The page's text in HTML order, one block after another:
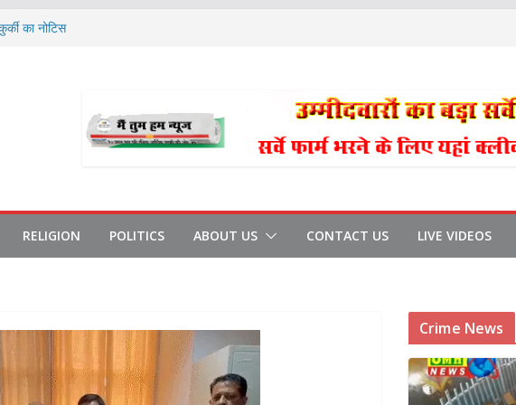
का नोटिस
शराब
पीटा
RELIGION POLITICS ABOUT US CONTACT US LIVE VIDEOS
Crime News